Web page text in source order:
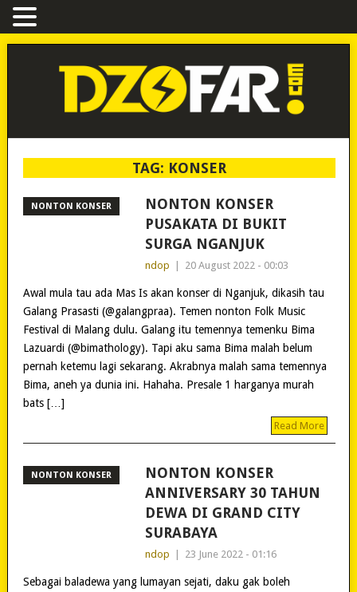
TAG: KONSER
NONTON KONSER
NONTON KONSER
PUSAKATA DI BUKIT
SURGA NGANJUK
ndop 20 August 2022 - 00:03
Awal mula tau ada Mas Is akan konser di Nganjuk, dikasih tau
Galang Prasasti (@galangpraa). Temen nonton Folk Music
Festival di Malang dulu. Galang itu temennya temenku Bima
Lazuardi (@bimathology). Tapi aku sama Bima malah belum
pernah ketemu lagi sekarang. Akrabnya malah sama temennya
Bima, aneh ya dunia ini. Hahaha. Presale 1 harganya murah
bats […]
Read More
NONTON KONSER
NONTON KONSER
ANNIVERSARY 30 TAHUN
DEWA DI GRAND CITY
SURABAYA
ndop 23 June 2022 - 01:16
Sebagai baladewa yang lumayan sejati, daku gak boleh